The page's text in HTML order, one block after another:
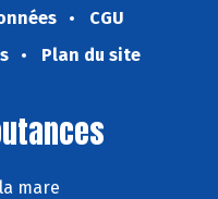
CGU
Plan du site
mare